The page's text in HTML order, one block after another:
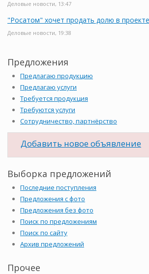
Деловые новости, 13:47
"Росатом" хочет продать долю в
Деловые новости, 19:38
Предложения
Предлагаю продукцию
Предлагаю услуги
Требуется продукция
Требуются услуги
Сотрудничество, партнёрство
Добавить новое объявление
Выборка предложений
Последние поступления
Предложения с фото
Предложения без фото
Поиск по предложениям
Поиск по сайту
Архив предложений
Прочее